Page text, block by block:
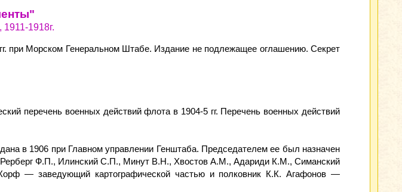
1918г.
при Морском Генеральном Штабе. Издание не подлежащее оглашению. Секрет
перечень военных действий флота в 1904-5 гг. Перечень военных действий
в 1906 при Главном управлении Генштаба. Председателем ее был назначен
Рерберг Ф.П., Илинский С.П., Минут В.Н., Хвостов А.М., Адариди К.М., Симанский
— заведующий картографической частью и полковник К.К. Агафонов —